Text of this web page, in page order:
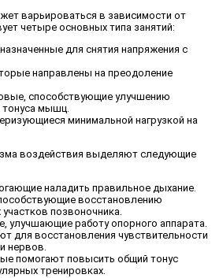
варьироваться в зависимости от
четыре основных типа занятий:
для снятия напряжения с
направлены на преодоление
способствующие улучшению
мышц.
минимальной нагрузкой на
воздействия выделяют следующие
наладить правильное дыхание.
восстановлению
позвоночника.
улучшающие работу опорного аппарата.
для восстановления чувствительности
нервов.
помогают повысить общий тонус
тренировках.